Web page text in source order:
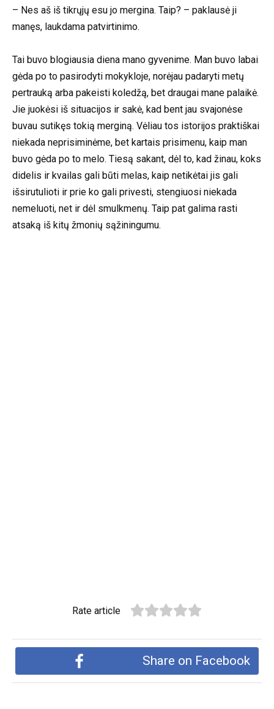
– Nes aš iš tikrųjų esu jo mergina. Taip? – paklausė ji
manęs, laukdama patvirtinimo.
Tai buvo blogiausia diena mano gyvenime. Man buvo labai
gėda po to pasirodyti mokykloje, norėjau padaryti metų
pertrauką arba pakeisti koledžą, bet draugai mane palaikė.
Jie juokėsi iš situacijos ir sakė, kad bent jau svajonėse
buvau sutikęs tokią merginą. Vėliau tos istorijos praktiškai
niekada neprisiminėme, bet kartais prisimenu, kaip man
buvo gėda po to melo. Tiesą sakant, dėl to, kad žinau, koks
didelis ir kvailas gali būti melas, kaip netikėtai jis gali
išsirutulioti ir prie ko gali privesti, stengiuosi niekada
nemeluoti, net ir dėl smulkmenų. Taip pat galima rasti
atsaką iš kitų žmonių sąžiningumu.
Rate article
Share on Facebook